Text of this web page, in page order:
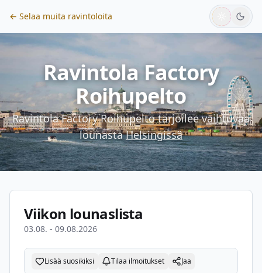
← Selaa muita ravintoloita
Ravintola Factory
Roihupelto
Ravintola Factory Roihupeltotarjoilee vaihtuvaa
lounasta Helsingissä
Viikon lounaslista
03.08. - 09.08.2026
Lisää suosikiksi Tilaa ilmoitukset Jaa